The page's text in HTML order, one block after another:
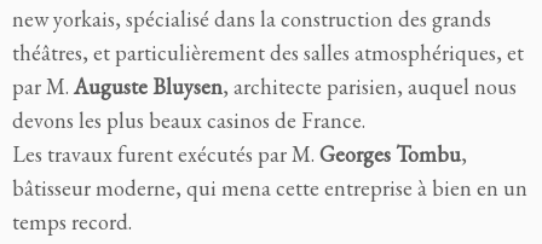
new yorkais, spécialisé dans la construction des grands
théâtres, et particulièrement des salles atmosphériques, et
par M.Auguste Bluysen, architecte parisien, auquel nous
devons les plus beaux casinos de France.
Les travaux furent exécutés par M. Georges Tombu,
bâtisseur moderne, qui mena cette entreprise à bien en un
temps record.